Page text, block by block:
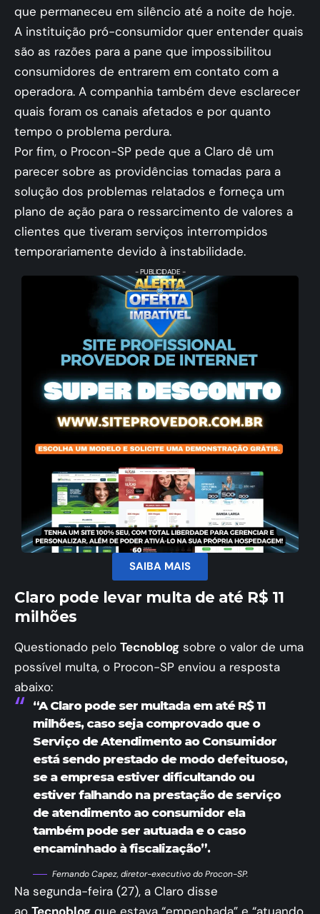
que permaneceu em silêncio até a noite de hoje.
A instituição pró-consumidor quer entender quais
são as razões para a pane que impossibilitou
consumidores de entrarem em contato com a
operadora. A companhia também deve esclarecer
quais foram os canais afetados e por quanto
tempo o problema perdura.
Por fim, o Procon-SP pede que a Claro dê um
parecer sobre as providências tomadas para a
solução dos problemas relatados e forneça um
plano de ação para o ressarcimento de valores a
clientes que tiveram serviços interrompidos
temporariamente devido à instabilidade.
- PUBLICIDADE -
SAIBA MAIS
Claro pode levar multa de até R$ 11
milhões
Questionado pelo Tecnoblog sobre o valor de uma
possível multa, o Procon-SP enviou a resposta
abaixo:
“A Claro pode ser multada em até R$ 11
milhões, caso seja comprovado que o
Serviço de Atendimento ao Consumidor
está sendo prestado de modo defeituoso,
se a empresa estiver dificultando ou
estiver falhando na prestação de serviço
de atendimento ao consumidor ela
também pode ser autuada e o caso
encaminhado à fiscalização”.
Fernando Capez, diretor-executivo do Procon-SP.
Na segunda-feira (27), a Claro disse